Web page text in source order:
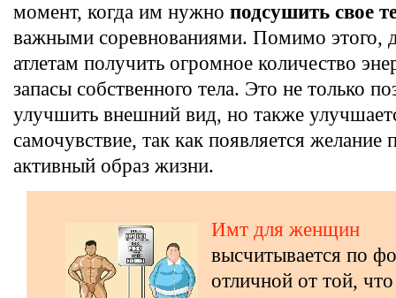
момент, когда им нужно подсушить свое
важными соревнованиями. Помимо этого,
атлетам получить огромное количество
запасы собственного тела. Это не только
улучшить внешний вид, но также
самочувствие, так как появляется желание
активный образ жизни.
Имт для женщин
высчитывается по
отличной от той, что